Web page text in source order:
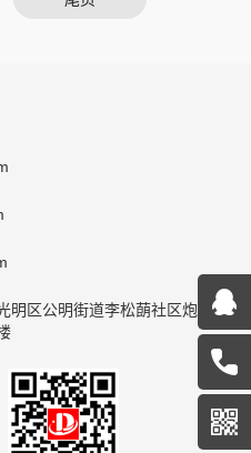
明区公明街道李松蓢社区炮台路